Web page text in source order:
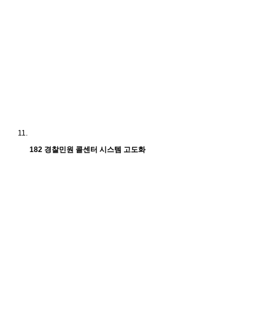
182 경찰민원 콜센터 시스템 고도화